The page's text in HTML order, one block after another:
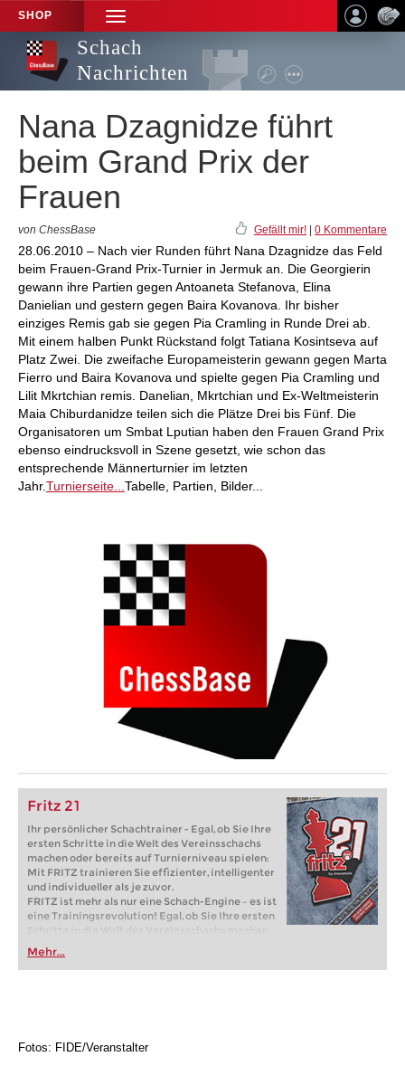
SHOP
TOGGLE
NAVIGATION
Schach
Nachrichten
Nana Dzagnidze führt
beim Grand Prix der
Frauen
von ChessBase Gefällt mir! 0 Kommentare
28.06.2010 – Nach vier Runden führt Nana Dzagnidze das Feld
beim Frauen-Grand Prix-Turnier in Jermuk an. Die Georgierin
gewann ihre Partien gegen Antoaneta Stefanova, Elina
Danielian und gestern gegen Baira Kovanova. Ihr bisher
einziges Remis gab sie gegen Pia Cramling in Runde Drei ab.
Mit einem halben Punkt Rückstand folgt Tatiana Kosintseva auf
Platz Zwei. Die zweifache Europameisterin gewann gegen Marta
Fierro und Baira Kovanova und spielte gegen Pia Cramling und
Lilit Mkrtchian remis. Danelian, Mkrtchian und Ex-Weltmeisterin
Maia Chiburdanidze teilen sich die Plätze Drei bis Fünf. Die
Organisatoren um Smbat Lputian haben den Frauen Grand Prix
ebenso eindrucksvoll in Szene gesetzt, wie schon das
entsprechende Männerturnier im letzten
Jahr.Turnierseite... Tabelle, Partien, Bilder...
Fritz 21
Ihr persönlicher Schachtrainer - Egal, ob Sie Ihre
ersten Schritte in die Welt des Vereinsschachs
machen oder bereits auf Turnierniveau spielen:
Mit FRITZ trainieren Sie effizienter, intelligenter
und individueller als je zuvor.
FRITZ ist mehr als nur eine Schach-Engine – es ist
eine Trainingsrevolution! Egal, ob Sie Ihre ersten
Schritte in die Welt des Vereinsschachs machen
oder bereits auf Turnierniveau spielen: Mit
FRITZ trainieren Sie effizienter, intelligenter und
individueller als je zuvor.
Mehr...
Fotos: FIDE/Veranstalter